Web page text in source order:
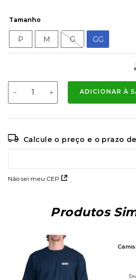
Tamanho
P M G GG
＋
－ ADICIONAR À
Calcule o preço e o prazo
Não sei meu CEP
Produtos
8º regata
9º mochila oakley